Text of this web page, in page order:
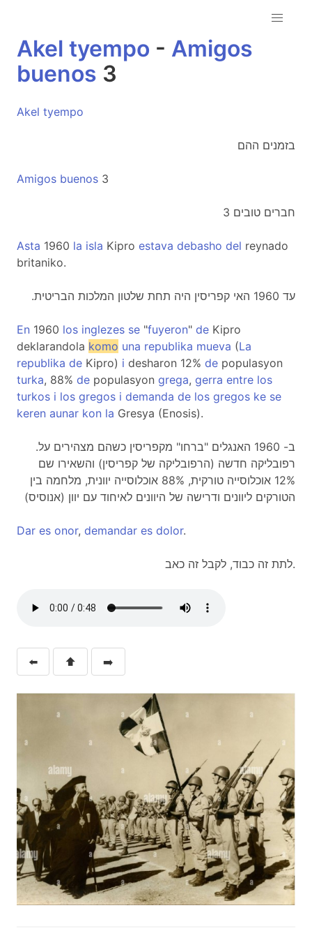
Akel tyempo - Amigos
buenos 3
Akel tyempo
בזמנים ההם
Amigos buenos 3
חברים טובים 3
Asta 1960 la isla Kipro estava debasho del reynado
britaniko.
.עד 1960 האי קפריסין היה תחת שלטון המלכות הבריטית
En 1960 los inglezes se "fuyeron" de Kipro
deklarandola komo una republika mueva (La
republika de Kipro) i desharon 12% de populasyon
turka, 88% de populasyon grega, gerra entre los
turkos i los gregos i demanda de los gregos ke se
keren aunar kon la Gresya (Enosis).
.ב- 1960 האנגלים "ברחו" מקפריסין כשהם מצהירים על
רפובליקה חדשה (הרפובליקה של קפריסין) והשאירו שם
12% אוכלוסייה טורקית, 88% אוכלוסייה יוונית, מלחמה בין
הטורקים ליוונים ודרישה של היוונים לאיחוד עם יוון (אנוסיס)
Dar es onor, demandar es dolor.
לתת זה כבוד, לקבל זה כאב.
⬅️ ⬆️ ➡️